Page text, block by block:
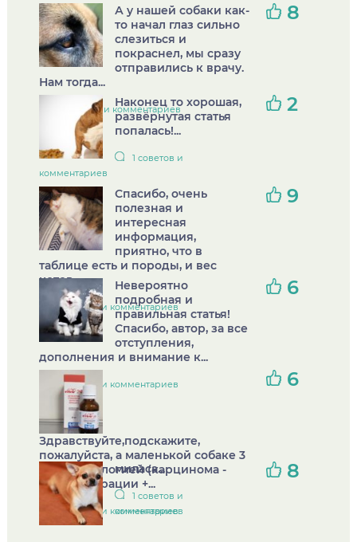
А у нашей собаки как-
то начал глаз сильно
слезиться и
покраснел, мы сразу
отправились к врачу.
Нам тогда...
4 советов и комментариев
8
Наконец то хорошая,
развёрнутая статья
попалась!...
1 советов и
комментариев
2
Спасибо, очень
полезная и
интересная
информация,
приятно, что в
таблице есть и породы, и вес
котов....
1 советов и комментариев
9
Невероятно
подробная и
правильная статья!
Спасибо, автор, за все
отступления,
дополнения и внимание к...
1 советов и комментариев
6
Здравствуйте,подскажите,
пожалуйста, а маленькой собаке 3
кг. , с онкологией (карцинома -
после операции +...
1 советов и комментариев
6
миласа...
1 советов и
комментариев
8